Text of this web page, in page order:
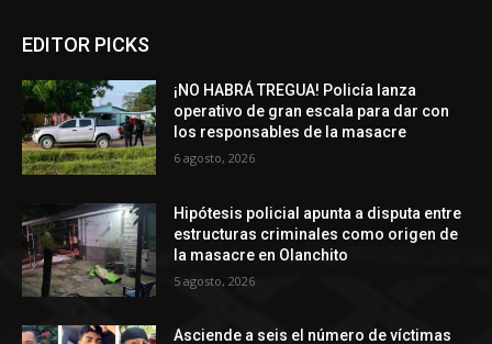
EDITOR PICKS
¡NO HABRÁ TREGUA! Policía lanza
operativo de gran escala para dar con
los responsables de la masacre
6 agosto, 2026
Hipótesis policial apunta a disputa entre
estructuras criminales como origen de
la masacre en Olanchito
5 agosto, 2026
Asciende a seis el número de víctimas